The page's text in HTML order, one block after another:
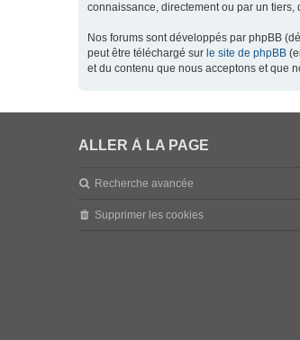
connaissance, directement ou par un
Nos forums sont développés par phpBB
peut être téléchargé sur le site de phpBB
et du contenu que nous acceptons et que
ALLER À LA PAGE
Recherche avancée
Supprimer les cookies